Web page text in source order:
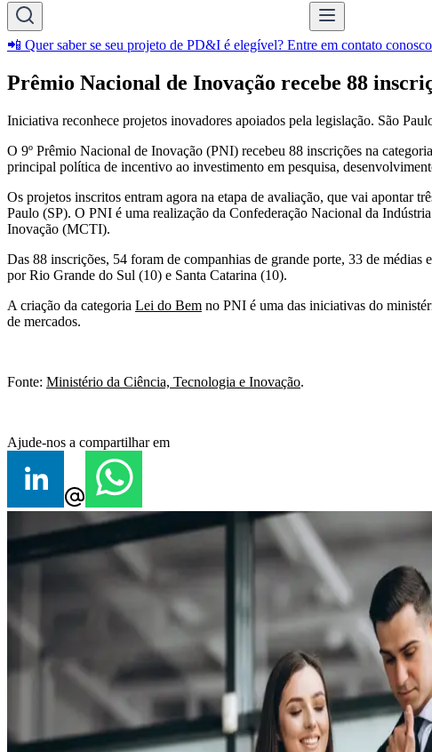
📲 Quer saber se seu projeto de PD&I é elegível? Entre em contato
Prêmio Nacional de Inovação recebe 88
Iniciativa reconhece projetos inovadores apoiados pela legislação. São
O 9º Prêmio Nacional de Inovação (PNI) recebeu 88 inscrições na
principal política de incentivo ao investimento em pesquisa,
Os projetos inscritos entram agora na etapa de avaliação, que vai apontar
Paulo (SP). O PNI é uma realização da Confederação Nacional da
Inovação (MCTI).
Das 88 inscrições, 54 foram de companhias de grande porte, 33 de médias
por Rio Grande do Sul (10) e Santa Catarina (10).
A criação da categoria Lei do Bem no PNI é uma das iniciativas do
de mercados.
Fonte: Ministério da Ciência, Tecnologia e Inovação.
Ajude-nos a compartilhar em